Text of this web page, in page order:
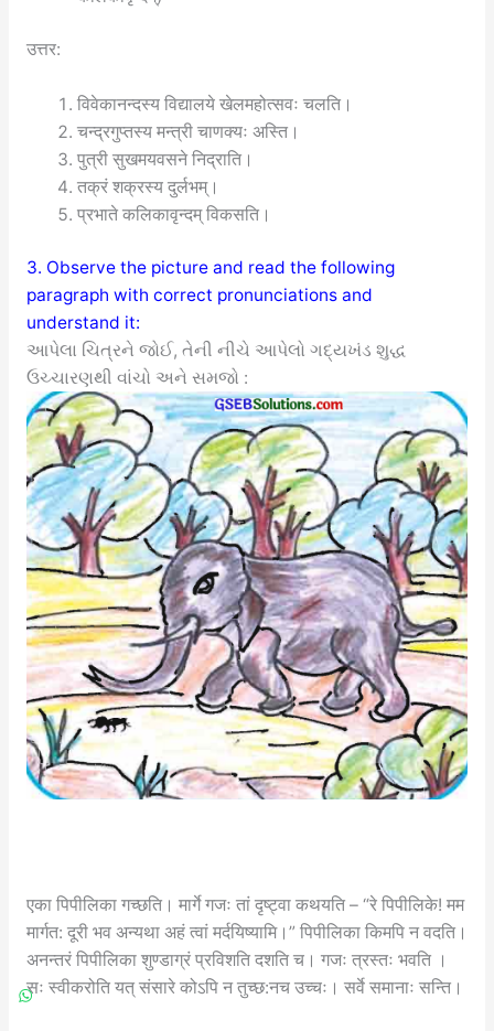
उत्तर:
विवेकानन्दस्य विद्यालये खेलमहोत्सवः चलति।
चन्द्रगुप्तस्य मन्त्री चाणक्यः अस्ति।
पुत्री सुखमयवसने निद्राति।
तक्रं शक्रस्य दुर्लभम्।
प्रभाते कलिकावृन्दम् विकसति।
3. Observe the picture and read the following
paragraph with correct pronunciations and
understand it:
આપેલા ચિત્રને જોઈ, તેની નીચે આપેલો ગદ્યખંડ શુદ્ધ
ઉચ્ચારણથી વાંચો અને સમજો :
एका पिपीलिका गच्छति। मार्गे गजः तां दृष्ट्वा कथयति – “रे पिपीलिके! मम
मार्गत: दूरी भव अन्यथा अहं त्वां मर्दयिष्यामि।” पिपीलिका किमपि न वदति।
अनन्तरं पिपीलिका शुण्डाग्रं प्रविशति दशति च। गजः त्रस्तः भवति ।
सः स्वीकरोति यत् संसारे कोऽपि न तुच्छ:नच उच्चः। सर्वे समानाः सन्ति।